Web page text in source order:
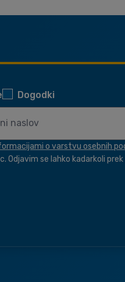
Dogodki
o varstvu osebnih
Odjavim se lahko kadarkoli